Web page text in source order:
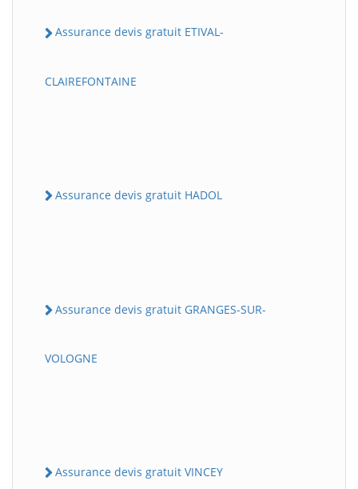
Assurance devis gratuit ETIVAL-
CLAIREFONTAINE
Assurance devis gratuit HADOL
Assurance devis gratuit GRANGES-SUR-
VOLOGNE
Assurance devis gratuit VINCEY